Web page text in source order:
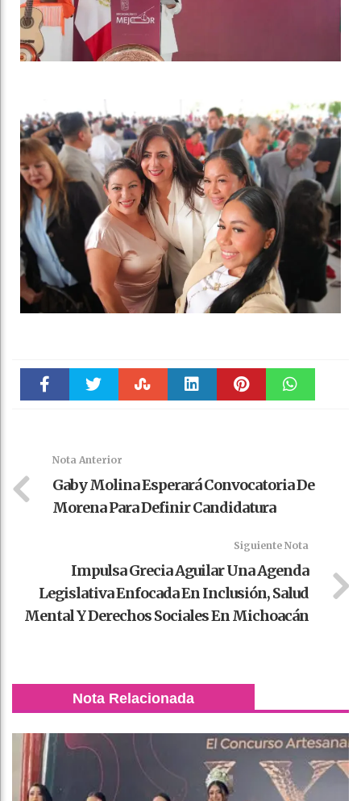
Nota Anterior
Gaby Molina Esperará Convocatoria De
Morena Para Definir Candidatura
Siguiente Nota
Impulsa Grecia Aguilar Una Agenda
Legislativa Enfocada En Inclusión, Salud
Mental Y Derechos Sociales En Michoacán
Nota Relacionada